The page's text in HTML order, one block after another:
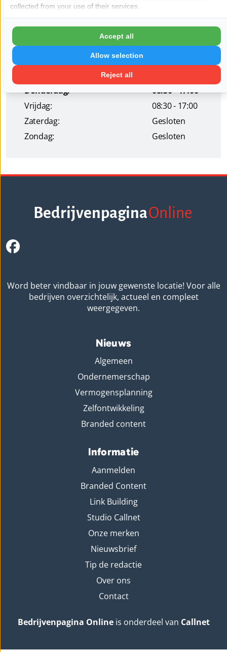
Openingstijden
Maandag:
08:30 - 17:00
Donderdag:
08:30 - 17:00
Vrijdag:
08:30 - 17:00
Zaterdag:
Gesloten
Zondag:
Gesloten
BedrijvenpaginaOnline
Word beter vindbaar in jouw gewenste locatie! Voor alle
bedrijven overzichtelijk, actueel en compleet
weergegeven.
Nieuws
Algemeen
Ondernemerschap
Vermogensplanning
Zelfontwikkeling
Branded content
Informatie
Aanmelden
Branded Content
Link Building
Studio Callnet
Onze merken
Nieuwsbrief
Tip de redactie
Over ons
Contact
Bedrijvenpagina Onlineis onderdeel van Callnet
collected from your use of their services.
Reject all
Allow selection
Accept all